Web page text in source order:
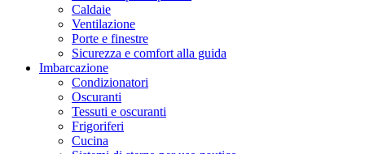
Caldaie
Ventilazione
Porte e finestre
Sicurezza e comfort alla guida
Imbarcazione
Condizionatori
Oscuranti
Tessuti e oscuranti
Frigoriferi
Cucina